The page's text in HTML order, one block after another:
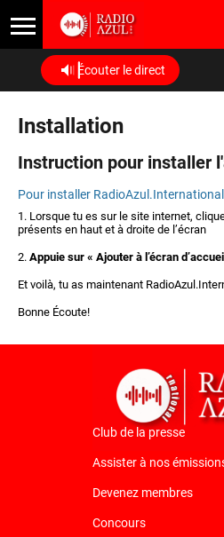
Écouter le direct
Installation
Instruction pour installer
Pour installer RadioAzul.International
1. Lorsque tu es sur le site internet, c
présents en haut et à droite de l’écran
2. Appuie sur « Ajouter à l’écran
Et voilà, tu as maintenant
Bonne Écoute!
Club de la presse
Assister à nos
Devenez membres
Concours